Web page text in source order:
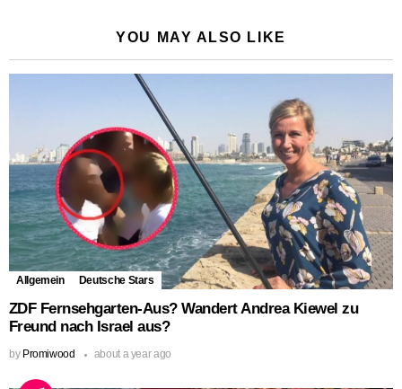
YOU MAY ALSO LIKE
Allgemein Deutsche Stars
ZDF Fernsehgarten-Aus? Wandert Andrea Kiewel zu
Freund nach Israel aus?
by Promiwood about a year ago